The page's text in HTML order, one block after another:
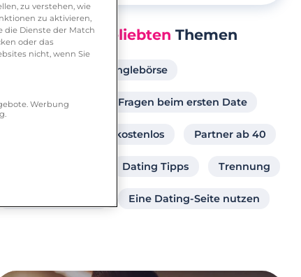
Unsere Beliebten Themen
Singlebörse
Frau sucht Frau Fragen beim ersten Date
Partnersuche online kostenlos Partner ab 40
Dating Tipps Trennung
Eine Dating-Seite nutzen
zu verstehen, wie
zu aktivieren,
die Dienste der Match
oder das
nicht, wenn Sie
Werbung